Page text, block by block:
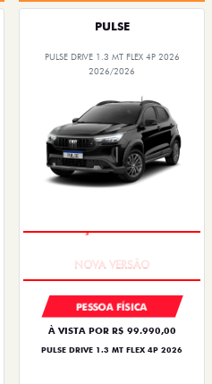
PULSE
PULSE DRIVE 1.3 MT FLEX 4P 2026
2026/2026
PREÇO IMPERDÍVEL
PESSOA FÍSICA
À VISTA POR R$ 99.990,00
PULSE DRIVE 1.3 MT FLEX 4P 2026